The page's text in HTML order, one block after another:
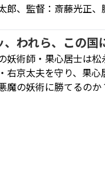
郎、監督：斎藤光正
われら、この国
妖術師・果心居士は
右京太夫を守り、果
魔の妖術に勝てるのか